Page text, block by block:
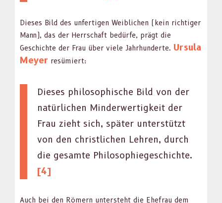
Dieses Bild des unfer­ti­gen Weib­lichen (kein richtiger
Mann), das der Herrschaft bedürfe, prägt die
Geschichte der Frau über viele Jahrhun­derte. Ursu­la
Mey­er resümiert:
Dieses philosophis­che Bild von der
natür­lichen Min­der­w­er­tigkeit der
Frau zieht sich, später unter­stützt
von den christlichen Lehren, durch
die gesamte Philoso­phiegeschichte.
[4]
Auch bei den Römern unter­ste­ht die Ehe­frau dem